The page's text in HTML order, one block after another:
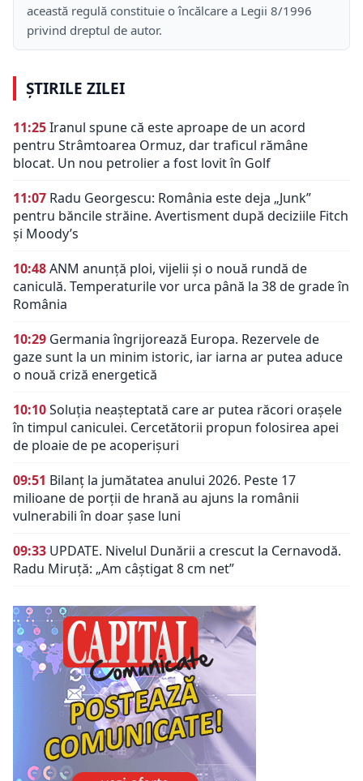
această regulă constituie o încălcare a Legii 8/1996
privind dreptul de autor.
ȘTIRILE ZILEI
11:25Iranul spune că este aproape de un acord
pentru Strâmtoarea Ormuz, dar traficul rămâne
blocat. Un nou petrolier a fost lovit în Golf
11:07 Radu Georgescu: România este deja „Junk”
pentru băncile străine. Avertisment după deciziile Fitch
și Moody’s
10:48ANM anunță ploi, vijelii și o nouă rundă de
caniculă. Temperaturile vor urca până la 38 de grade în
România
10:29 Germania îngrijorează Europa. Rezervele de
gaze sunt la un minim istoric, iar iarna ar putea aduce
o nouă criză energetică
10:10Soluția neașteptată care ar putea răcori orașele
în timpul caniculei. Cercetătorii propun folosirea apei
de ploaie de pe acoperișuri
09:51 Bilanț la jumătatea anului 2026. Peste 17
milioane de porții de hrană au ajuns la românii
vulnerabili în doar șase luni
09:33 UPDATE. Nivelul Dunării a crescut la Cernavodă.
Radu Miruță: „Am câștigat 8 cm net”